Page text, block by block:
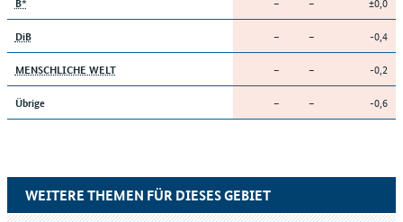
DiB – – -0,4
MENSCHLICHE WELT – – -0,2
Übrige – – -0,6
WEITERE THEMEN FÜR DIESES GEBIET